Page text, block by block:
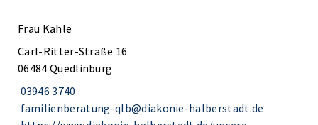
Frau Kahle
Carl-Ritter-Straße 16
06484 Quedlinburg
03946 3740
familienberatung-qlb@diakonie-halberstadt.de